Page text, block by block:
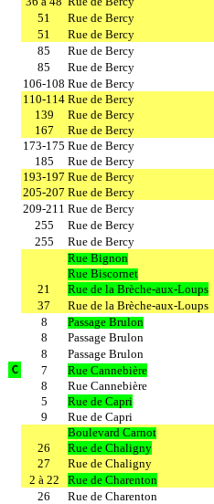
51
Rue de Bercy
51
Rue de Bercy
85
Rue de Bercy
85
Rue de Bercy
106-108 Rue de Bercy
110-114 Rue de Bercy
139
Rue de Bercy
167
Rue de Bercy
173-175 Rue de Bercy
185
Rue de Bercy
193-197 Rue de Bercy
205-207 Rue de Bercy
209-211 Rue de Bercy
255
Rue de Bercy
255
Rue de Bercy
Rue Bignon
Rue Biscornet
21
Rue de la Brèche-aux-Loups
37
Rue de la Brèche-aux-Loups
8
Passage Brulon
8
Passage Brulon
8
Passage Brulon
C 7 Rue Cannebière
8
Rue Cannebière
5
Rue de Capri
9
Rue de Capri
Boulevard Carnot
26
Rue de Chaligny
27
Rue de Chaligny
2 à 22
Rue de Charenton
26
Rue de Charenton